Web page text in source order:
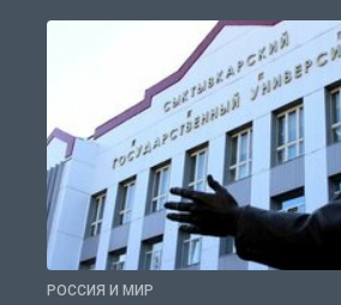
РОССИЯ И МИР